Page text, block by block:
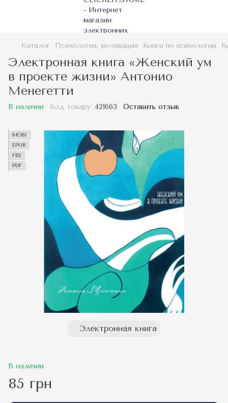
Каталог Психология, мотивация Книги по психологии
Электронная книга «Женский ум
в проекте жизни» Антонио
Менегетти
В наличии Код товару: 421663 Оставить отзыв
MOBI
EPUB
FB2
PDF
Электронная книга
В наличии
85 грн